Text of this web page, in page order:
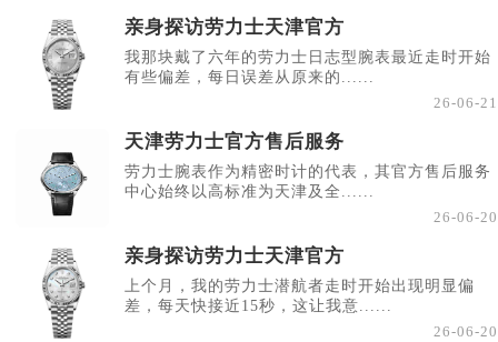
亲身探访劳力士天津官方
我那块戴了六年的劳力士日志型腕表最近走时开始
有些偏差，每日误差从原来的......
26-06-21
天津劳力士官方售后服务
劳力士腕表作为精密时计的代表，其官方售后服务
中心始终以高标准为天津及全......
26-06-20
亲身探访劳力士天津官方
上个月，我的劳力士潜航者走时开始出现明显偏
差，每天快接近15秒，这让我意......
26-06-20